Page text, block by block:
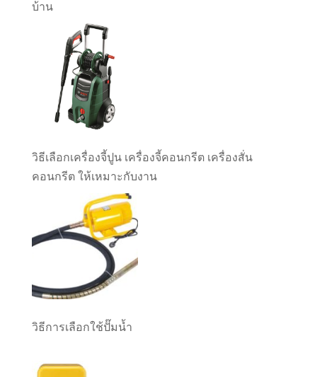
บ้าน
วิธีเลือกเครื่องจี้ปูน เครื่องจี้คอนกรีต เครื่องสั่น
คอนกรีต ให้เหมาะกับงาน
วิธีการเลือกใช้ปั๊มน้ำ